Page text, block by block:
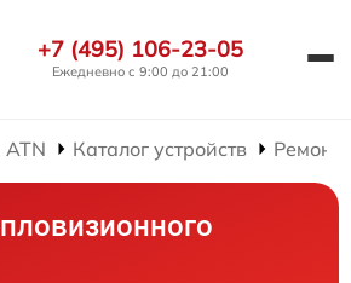
+7 (495) 106-23-05
Ежедневно с 9:00 до 21:00
Каталог устройств Ремонт